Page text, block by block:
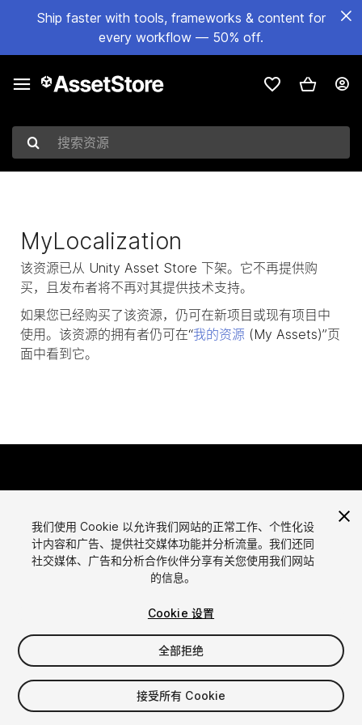
Ship faster with tools, frameworks & content for
every workflow — 50% off.
搜索资源
MyLocalization
该资源已从 Unity Asset Store 下架。它不再提供购
买，且发布者将不再对其提供技术支持。
如果您已经购买了该资源，仍可在新项目或现有项目中
使用。该资源的拥有者仍可在“我的资源 (My Assets)”页
面中看到它。
语言
日本語
通过Unity出售资源
出售资源
资源上传指南
发布商登录
常见问题
我们使用 Cookie 以允许我们网站的正常工作、个性化设
计内容和广告、提供社交媒体功能并分析流量。我们还同
社交媒体、广告和分析合作伙伴分享有关您使用我们网站
的信息。
Cookie 设置
全部拒绝
接受所有 Cookie